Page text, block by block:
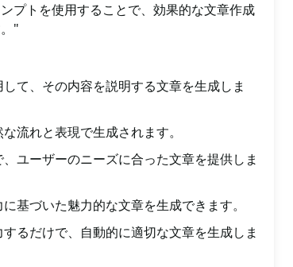
プトを使用することで、効果的な文章作成
"
て、その内容を説明する文章を生成しま
流れと表現で生成されます。
ユーザーのニーズに合った文章を提供しま
基づいた魅力的な文章を生成できます。
るだけで、自動的に適切な文章を生成しま